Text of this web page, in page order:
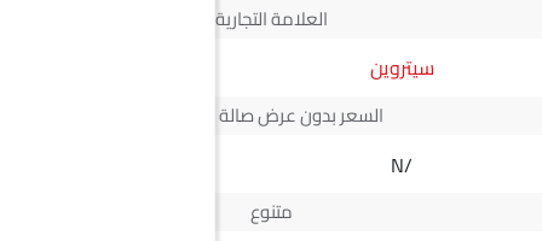
العلامة التجارية
سيتروين
السعر بدون عرض صالة العرض*
N/A
متنوع